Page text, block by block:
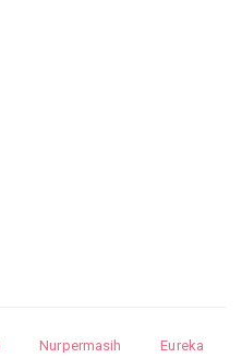
Nurpermasih
Eureka